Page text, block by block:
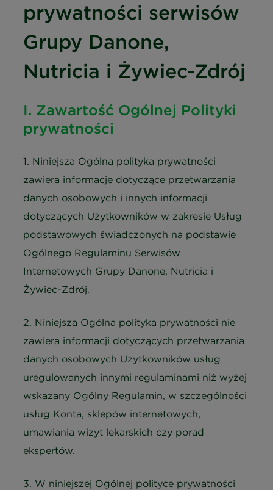
prywatności serwisów
Grupy Danone,
Nutricia i Żywiec-Zdrój
I. Zawartość Ogólnej Polityki
prywatności
1. Niniejsza Ogólna polityka prywatności
zawiera informacje dotyczące przetwarzania
danych osobowych i innych informacji
dotyczących Użytkowników w zakresie Usług
podstawowych świadczonych na podstawie
Ogólnego Regulaminu Serwisów
Internetowych Grupy Danone, Nutricia i
Żywiec-Zdrój.
2. Niniejsza Ogólna polityka prywatności nie
zawiera informacji dotyczących przetwarzania
danych osobowych Użytkowników usług
uregulowanych innymi regulaminami niż wyżej
wskazany Ogólny Regulamin, w szczególności
usług Konta, sklepów internetowych,
umawiania wizyt lekarskich czy porad
ekspertów.
3. W niniejszej Ogólnej polityce prywatności